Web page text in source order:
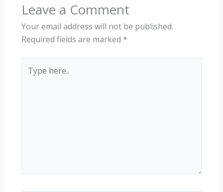
Leave a Comment
Your email address will not be published.
Required fields are marked *
here..